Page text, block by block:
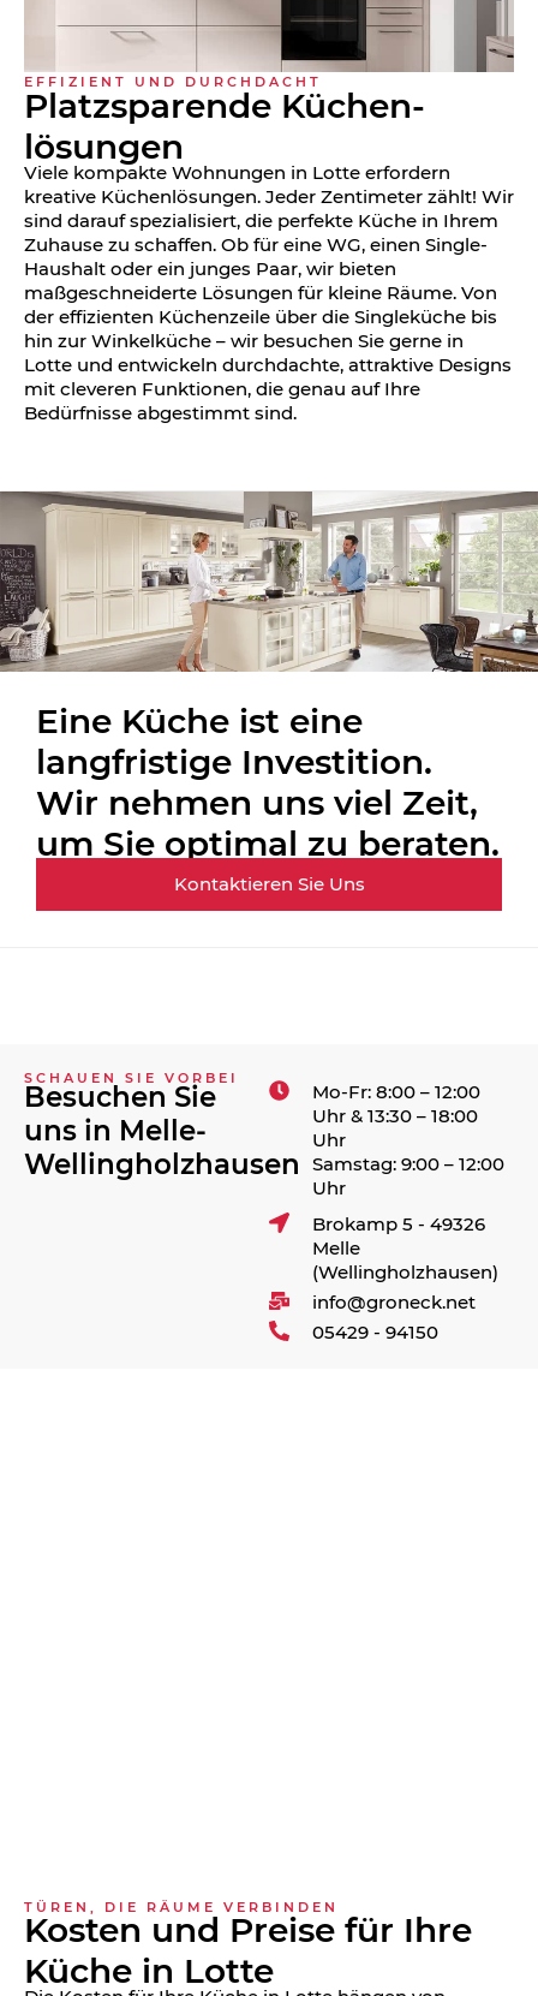
EFFIZIENT UND DURCHDACHT
Platzsparende Küchen­
lösungen
Viele kompakte Wohnungen in Lotte erfordern
kreative Küchenlösungen. Jeder Zentimeter zählt! Wir
sind darauf spezialisiert, die perfekte Küche in Ihrem
Zuhause zu schaffen. Ob für eine WG, einen Single-
Haushalt oder ein junges Paar, wir bieten
maßgeschneiderte Lösungen für kleine Räume. Von
der effizienten Küchenzeile über die Singleküche bis
hin zur Winkelküche – wir besuchen Sie gerne in
Lotte und entwickeln durchdachte, attraktive Designs
mit cleveren Funktionen, die genau auf Ihre
Bedürfnisse abgestimmt sind.
Eine Küche ist eine
langfristige Investition.
Wir nehmen uns viel Zeit,
um Sie optimal zu beraten.
Kontaktieren Sie Uns
SCHAUEN SIE VORBEI
Besuchen Sie
uns in Melle-
Wellingholzhausen
Mo-Fr: 8:00 – 12:00
Uhr & 13:30 – 18:00
Uhr
Samstag: 9:00 – 12:00
Uhr
Brokamp 5 - 49326
Melle
(Wellingholzhausen)
info@groneck.net
05429 - 94150
TÜREN, DIE RÄUME VERBINDEN
Kosten und Preise für Ihre
Küche in Lotte